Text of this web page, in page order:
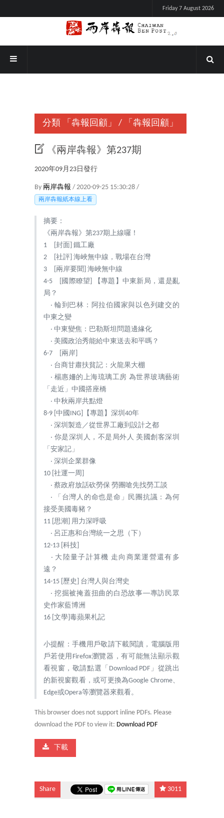
Friday 7 August 2026
分類 「犇報回顧」 / 「犇報回顧」
《兩岸犇報》第237期
2020年09月23日發行
By 兩岸犇報 / 2020-09-25 15:30:28 /
兩岸犇報紙本線上看
摘要：
《兩岸犇報》第237期上線囉！
1 [封面] 鐵工廠
2 [社評] 海峽無中線，戰場在台灣
3 [兩岸要聞] 海峽無中線
4-5 [國際瞭望] 【專題】中東新局，還是亂
局？
‧ 輪到巴林：阿拉伯國家與以色列建交的
中東之變
‧ 中東變焦：巴勒斯坦問題邊緣化
‧ 美國政治秀能給中東送去和平嗎？
6-7 [兩岸]
‧ 台商甘肅扶貧記：火龍果大棚
‧ 楊惠姍的上海琉璃工房 為世界玻璃藝術
「走近」中國搭座橋
‧ 中秋兩岸共點燈
8-9 [中國ING]【專題】深圳40年
‧ 深圳製造／從世界工廠到設計之都
‧ 你是深圳人，不是局外人 美國創客深圳
「安家記」
‧ 深圳企業群像
10 [社運一周]
‧ 蔡政府放話砍勞保 勞團嗆先找勞工談
‧ 「台灣人的命也是命」民團抗議：為何
接受美國毒豬？
11 [思潮] 用力深呼吸
‧ 呂正惠和台灣統一之思（下）
12-13 [科技]
‧ 大陸量子計算機 走向商業運營還有多
遠？
14-15 [歷史] 台灣人與台灣史
‧ 挖掘被掩蓋扭曲的白恐故事──專訪民眾
史作家藍博洲
16 [文學]毒蘋果札記
小提醒：手機用戶敬請下載閱讀，電腦版用
戶若使用Firefox瀏覽器，有可能無法顯示觀
看視窗，敬請點選「Download PDF」從跳出
的新視窗觀看，或可更換為Google Chrome、
Edge或Opera等瀏覽器來觀看。
This browser does not support inline PDFs. Please
download the PDF to view it: Download PDF
下載
Share 3011